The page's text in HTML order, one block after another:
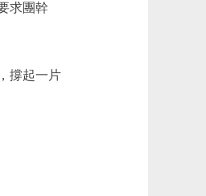
求團幹
撐起一片